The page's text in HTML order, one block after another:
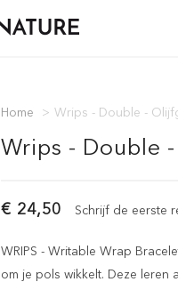
Home > Wrips - Double -
Wrips - Double
€ 24,50 Schrijf de eerste
WRIPS - Writable Wrap
om je pols wikkelt. Deze leren